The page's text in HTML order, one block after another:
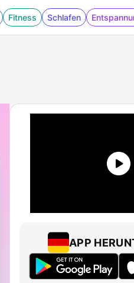
Fitness Schlafen
- FULL SHOW: Ab-
APP